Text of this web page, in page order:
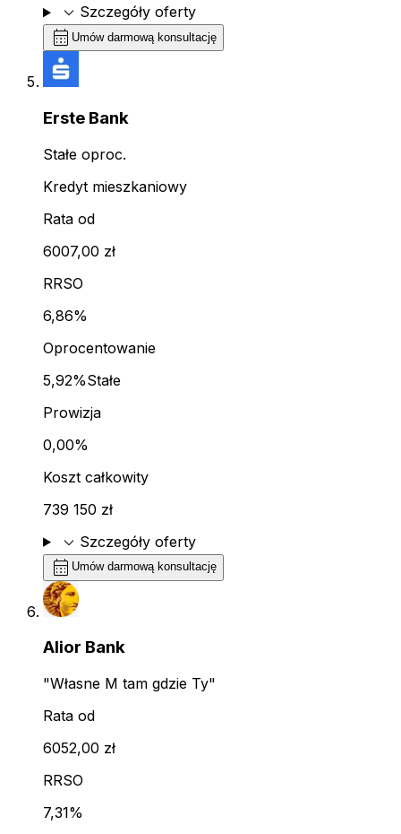
expand_more Szczegóły oferty
calendar_month Umów darmową konsultację
Erste Bank
Stałe oproc.
Kredyt mieszkaniowy
Rata od
6007,00 zł
RRSO
6,86%
Oprocentowanie
5,92%Stałe
Prowizja
0,00%
Koszt całkowity
739 150 zł
expand_more Szczegóły oferty
calendar_month Umów darmową konsultację
Alior Bank
"Własne M tam gdzie Ty"
Rata od
6052,00 zł
RRSO
7,31%